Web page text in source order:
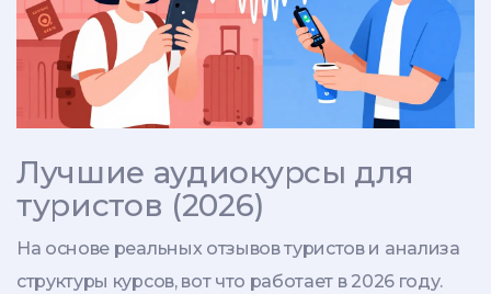
Лучшие аудиокурсы для
туристов (2026)
На основе реальных отзывов туристов и анализа
структуры курсов, вот что работает в 2026 году.